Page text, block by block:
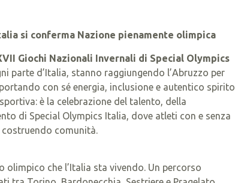
si conferma Nazione pienamente olimpica
Giochi Nazionali Invernali di Special Olympics
parte d’Italia, stanno raggiungendo l’Abruzzo per
con sé energia, inclusione e autentico spirito
è la celebrazione del talento, della
di Special Olympics Italia, dove atleti con e senza
comunità.
olimpico che l’Italia sta vivendo. Un percorso